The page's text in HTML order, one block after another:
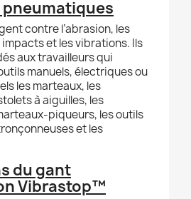
contre l’abrasion, les
et les vibrations. Ils
aux travailleurs qui
manuels, électriques ou
les marteaux, les
à aiguilles, les
piqueurs, les outils
et les
du gant
Vibrastop™